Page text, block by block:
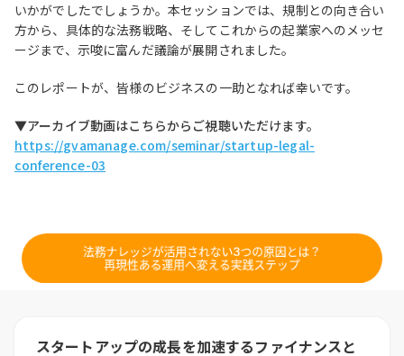
いかがでしたでしょうか。本セッションでは、規制との向き合い
方から、具体的な法務戦略、そしてこれからの起業家へのメッセ
ージまで、示唆に富んだ議論が展開されました。
このレポートが、皆様のビジネスの一助となれば幸いです。
▼アーカイブ動画はこちらからご視聴いただけます。
https://gvamanage.com/seminar/startup-legal-
conference-03
スタートアップの成長を加速するファイナンスと